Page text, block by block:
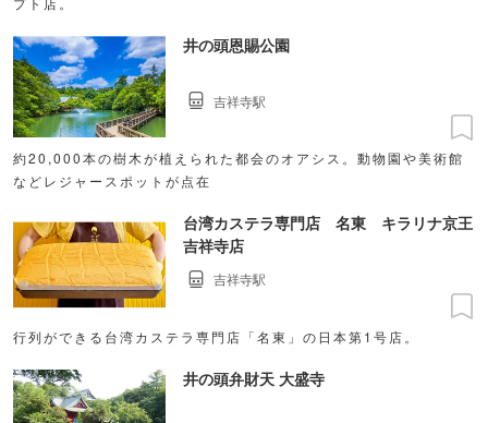
井の頭恩賜公園
約20,000本の樹木が植えられた都会のオアシス。動物園や美術館
などレジャースポットが点在
吉祥寺駅
台湾カステラ専門店 名東 キラリナ京王
吉祥寺店
行列ができる台湾カステラ専門店「名東」の日本第1号店。
吉祥寺駅
井の頭弁財天 大盛寺